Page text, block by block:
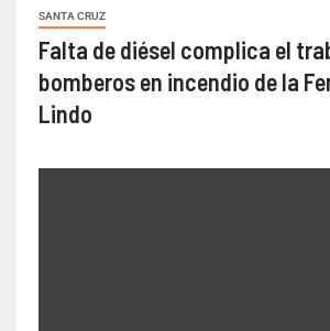
SANTA CRUZ
Falta de diésel complica el
bomberos en incendio de la
Lindo